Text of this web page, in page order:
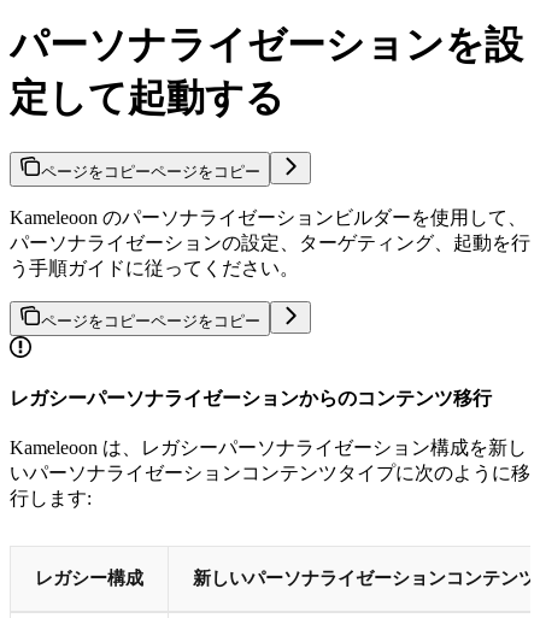
パーソナライゼーションを設
定して起動する
ページをコピーページをコピー
Kameleoon のパーソナライゼーションビルダーを使用して、
パーソナライゼーションの設定、ターゲティング、起動を行
う手順ガイドに従ってください。
ページをコピーページをコピー
レガシーパーソナライゼーションからのコンテンツ移行
Kameleoon は、レガシーパーソナライゼーション構成を新し
いパーソナライゼーションコンテンツタイプに次のように移
行します:
レガシー構成 新しいパーソナライゼーションコンテンツ